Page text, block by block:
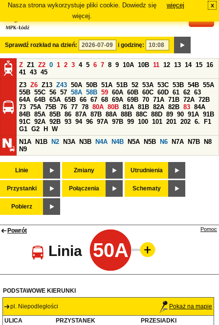
Nasza strona wykorzystuje pliki cookie. Dowiedz się
więcej.
więcej x
Sprawdź rozkład na dzień: i godzinę:
Z Z1 Z2 0 1 2 3 4 5 6 7 8 9 10A 10B 11 12 13 14 15 16
41 43 45
Z3 Z6 Z13 Z43 50A 50B 51A 51B 52 53A 53C 53B 54B 55A
55B 55C 56 57 58A 58B 59 60A 60B 60C 60D 61 62 63
64A 64B 65A 65B 66 67 68 69A 69B 70 71A 71B 72A 72B
73 75A 75B 76 77 78 80A 80B 81A 81B 82A 82B 83 84A
84B 85A 85B 86 87A 87B 88A 88B 88C 88D 89 90 91A 91B
91C 92A 92B 93 94 96 97A 97B 99 100 101 201 202 6.
F1
G1 G2 H
W
N1A
N1B N2 N3A N3B N4A N4B N5A N5B N6 N7A N7B
N8
N9
Linie Zmiany Utrudnienia
Przystanki Połączenia Schematy
Pobierz
Powrót
Linia 50A
Pomoc
PODSTAWOWE KIERUNKI
pl. Niepodległości Pokaż na mapie
ULICA PRZYSTANEK
PRZESIADKI